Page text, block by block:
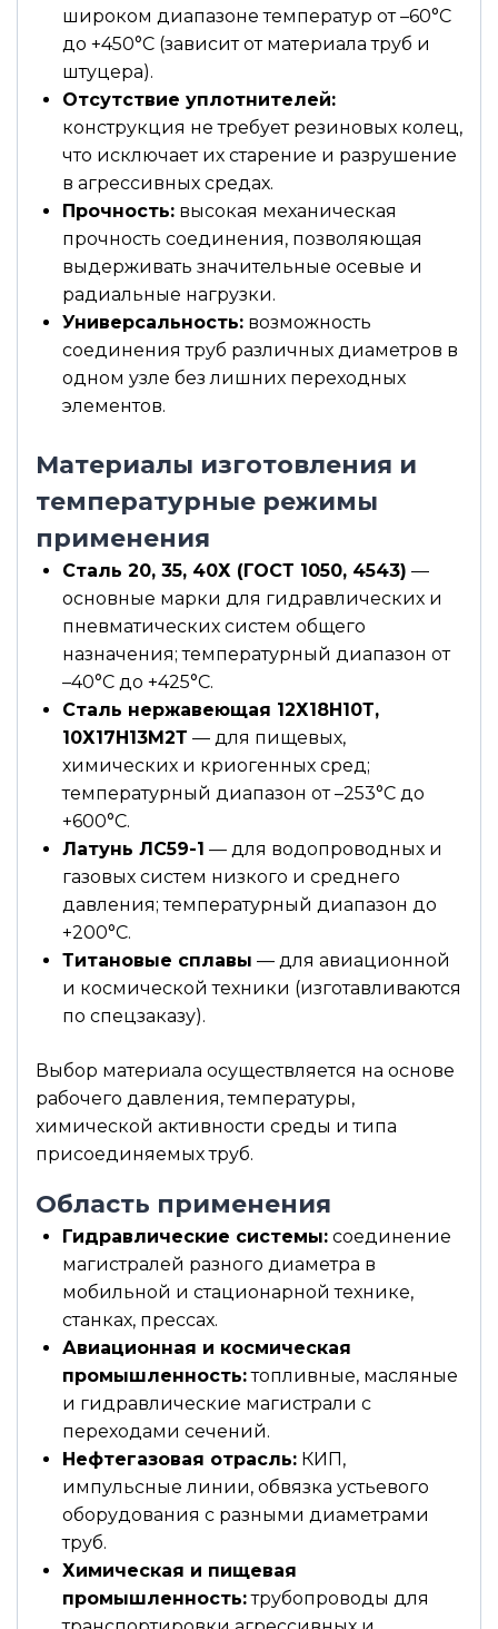
широком диапазоне температур от –60°С
до +450°С (зависит от материала труб и
штуцера).
Отсутствие уплотнителей:
конструкция не требует резиновых колец,
что исключает их старение и разрушение
в агрессивных средах.
Прочность: высокая механическая
прочность соединения, позволяющая
выдерживать значительные осевые и
радиальные нагрузки.
Универсальность: возможность
соединения труб различных диаметров в
одном узле без лишних переходных
элементов.
Материалы изготовления и
температурные режимы
применения
Сталь 20, 35, 40Х (ГОСТ 1050, 4543) —
основные марки для гидравлических и
пневматических систем общего
назначения; температурный диапазон от
–40°С до +425°С.
Сталь нержавеющая 12Х18Н10Т,
10Х17Н13М2Т — для пищевых,
химических и криогенных сред;
температурный диапазон от –253°С до
+600°С.
Латунь ЛС59-1 — для водопроводных и
газовых систем низкого и среднего
давления; температурный диапазон до
+200°С.
Титановые сплавы — для авиационной
и космической техники (изготавливаются
по спецзаказу).
Выбор материала осуществляется на основе
рабочего давления, температуры,
химической активности среды и типа
присоединяемых труб.
Область применения
Гидравлические системы: соединение
магистралей разного диаметра в
мобильной и стационарной технике,
станках, прессах.
Авиационная и космическая
промышленность:топливные, масляные
и гидравлические магистрали с
переходами сечений.
Нефтегазовая отрасль: КИП,
импульсные линии, обвязка устьевого
оборудования с разными диаметрами
труб.
Химическая и пищевая
промышленность:трубопроводы для